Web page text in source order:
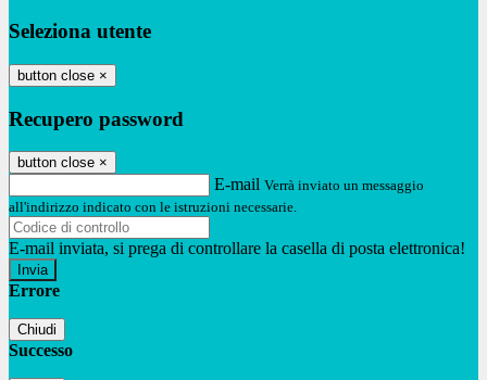
Seleziona utente
button close ×
Recupero password
button close ×
E-mail Verrà inviato un messaggio
all'indirizzo indicato con le istruzioni necessarie.
E-mail inviata, si prega di controllare la casella di posta elettronica!
Errore
Chiudi
Successo